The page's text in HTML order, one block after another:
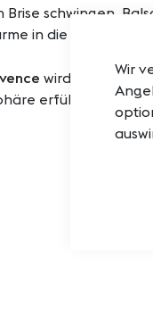
Wir
Brise schwingen.
in die Komposition.
wird dieser Duft
erfüllen.